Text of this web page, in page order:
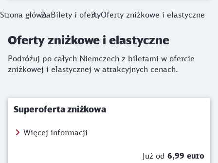
Strona głównaBilety i ofertyOferty zniżkowe i elastyczne
Oferty zniżkowe i elastyczne
Podróżuj po całych Niemczech z biletami w ofercie
zniżkowej i elastycznej w atrakcyjnych cenach.
Superoferta zniżkowa
Więcej informacji
Już od 6,99 euro